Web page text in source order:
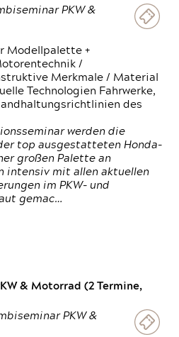
PKW &
Modellpalette +
/
Merkmale / Material
Technologien Fahrwerke,
des
werden die
top ausgestatteten Honda-
großen Palette an
intensiv mit allen aktuellen
im PKW- und
gemac…
& Motorrad (2 Termine,
PKW &